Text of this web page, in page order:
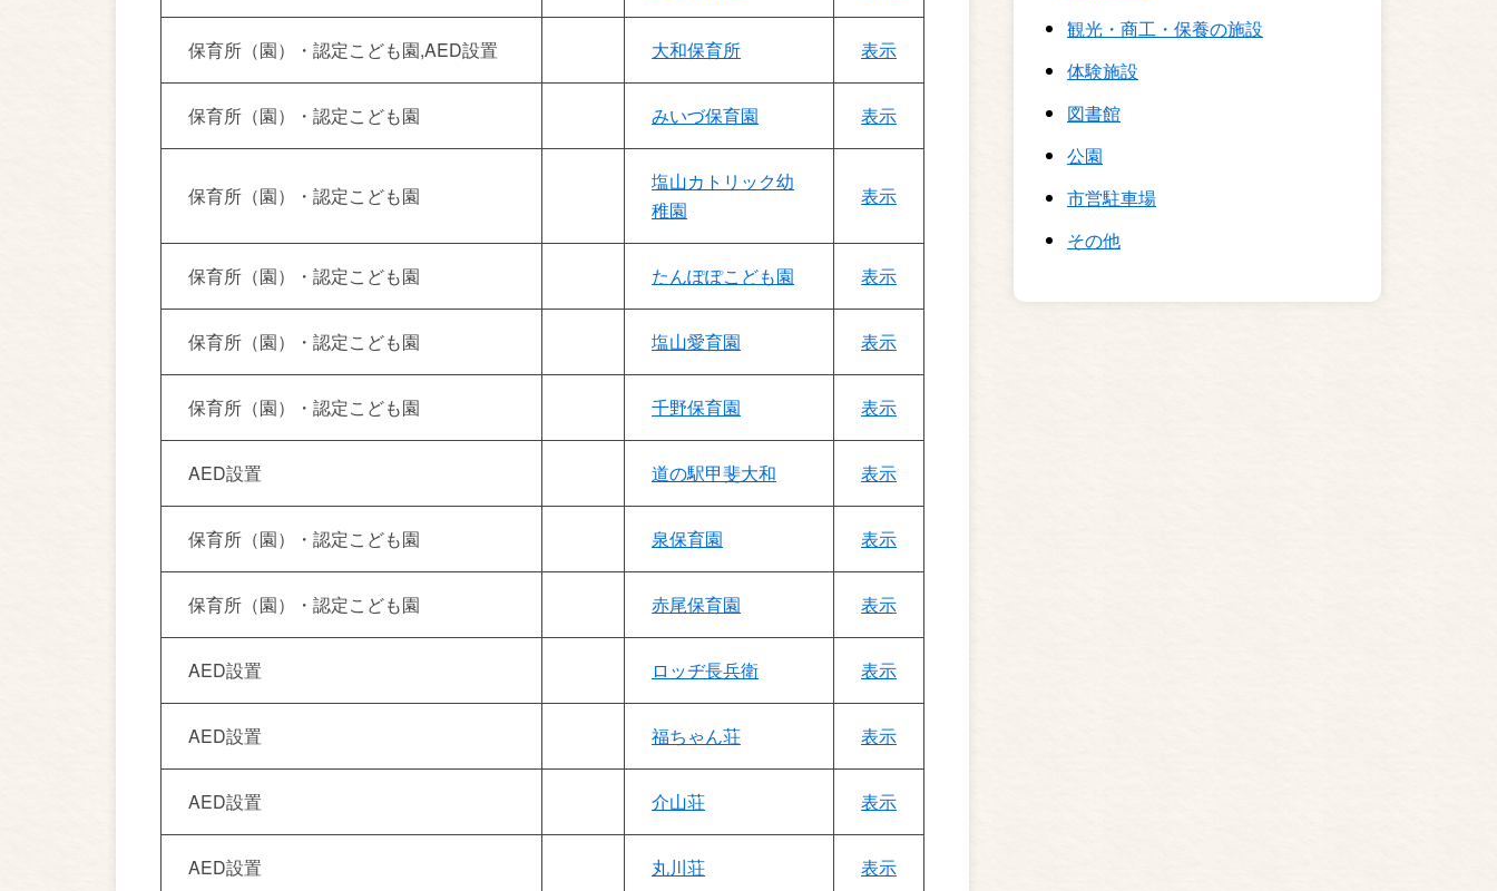
保育所（園）・認定こども園 AED設置 大和保育所 表示
保育所（園）・認定こども園 みいづ保育園 表示
保育所（園）・認定こども園
塩山カトリック幼
稚園
表示
保育所（園）・認定こども園 たんぽぽこども園 表示
保育所（園）・認定こども園 塩山愛育園 表示
保育所（園）・認定こども園 千野保育園 表示
AED設置 道の駅甲斐大和 表示
保育所（園）・認定こども園 泉保育園 表示
保育所（園）・認定こども園 赤尾保育園 表示
AED設置 ロッヂ長兵衛 表示
AED設置 福ちゃん荘 表示
AED設置 介山荘 表示
AED設置 丸川荘 表示
観光・商工・保養の施設
体験施設
図書館
公園
市営駐車場
その他